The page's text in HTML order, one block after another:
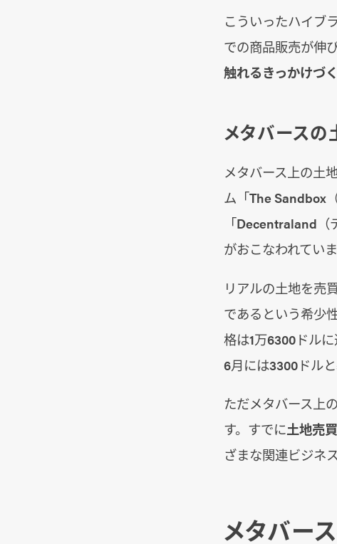
こういったハイブ
での商品販売が伸
触れるきっかけづ
メタバースの
メタバース上の土
ム「The Sandbox
「Decentraland
がおこなわれていま
リアルの土地を売
であるという希少
格は1万6300ドル
6月には3300ドル
ただメタバース上
す。すでに土地売
ざまな関連ビジネ
メタバー